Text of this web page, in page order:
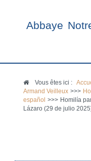
Abbaye
Vous êtes ici :
Armand Veilleux >>>
español
>>> Homilía
Lázaro (29 de julio